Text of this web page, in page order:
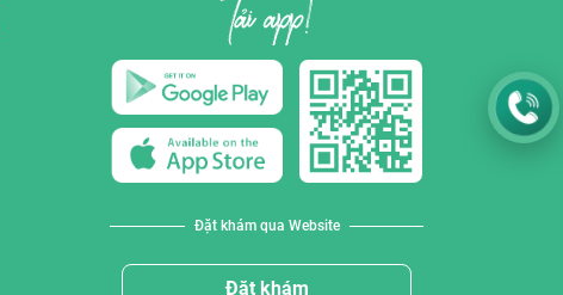
Đặt khám qua Website
Đặt khám